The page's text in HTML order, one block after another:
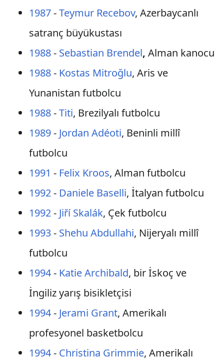
1987-Teymur Recebov, Azerbaycanlı
satranç büyükustası
1988- Sebastian Brendel, Alman kanocu
1988- Kostas Mitroğlu, Aris ve
Yunanistan futbolcu
1988-Titi, Brezilyalı futbolcu
1989- Jordan Adéoti, Beninli millî
futbolcu
1991 - Felix Kroos, Alman futbolcu
1992- Daniele Baselli, İtalyan futbolcu
1992- Jiří Skalák, Çek futbolcu
1993- Shehu Abdullahi, Nijeryalı millî
futbolcu
1994- Katie Archibald, bir İskoç ve
İngiliz yarış bisikletçisi
1994- Jerami Grant, Amerikalı
profesyonel basketbolcu
1994- Christina Grimmie, Amerikalı